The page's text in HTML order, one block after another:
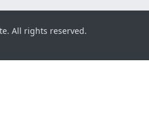
All rights reserved.